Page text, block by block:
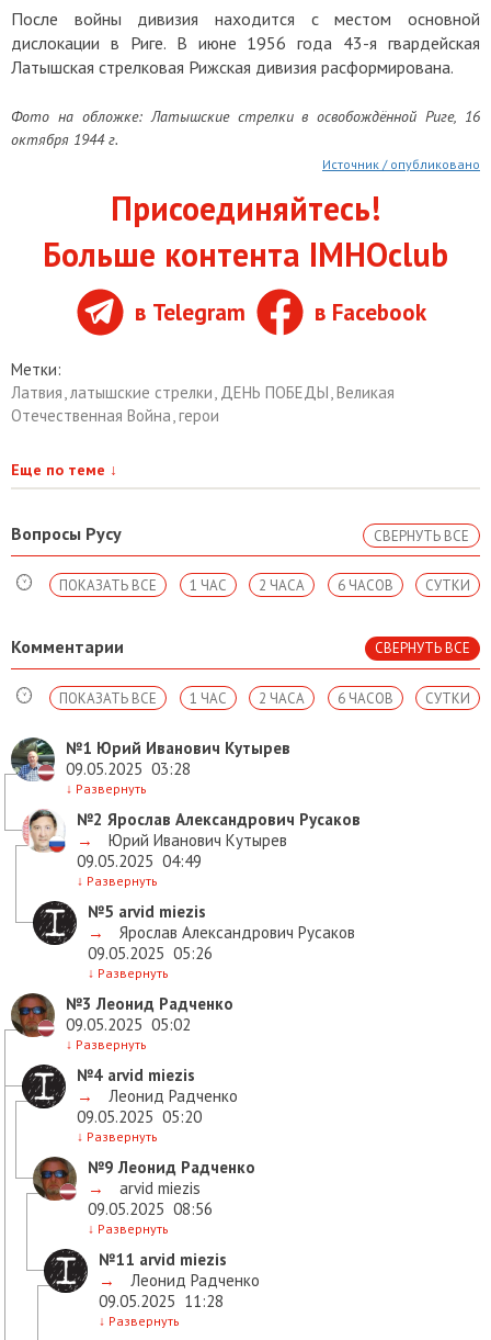
После войны дивизия находится с местом основной
дислокации в Риге. В июне 1956 года 43-я гвардейская
Латышская стрелковая Рижская дивизия расформирована.
Фото на обложке:Латышские стрелки в освобождённой Риге, 16
октября 1944 г.
Источник / опубликовано
Присоединяйтесь!
Больше контента IMHOclub
в Telegram в Facebook
Метки:
Латвия,латышские стрелки, ДЕНЬ ПОБЕДЫ,Великая
Отечественная Война,герои
Еще по теме ↓
Вопросы Русу СВЕРНУТЬ ВСЕ
СУТКИ
6 ЧАСОВ
2 ЧАСА
1 ЧАС
ПОКАЗАТЬ ВСЕ
Комментарии СВЕРНУТЬ ВСЕ
СУТКИ
6 ЧАСОВ
2 ЧАСА
1 ЧАС
ПОКАЗАТЬ ВСЕ
№1 Юрий Иванович Кутырев
09.05.2025 03:28
↓ Развернуть
№2 Ярослав Александрович Русаков
→
Юрий Иванович Кутырев
09.05.2025 04:49
↓ Развернуть
№5 arvid miezis
→
Ярослав Александрович Русаков
09.05.2025 05:26
↓ Развернуть
№3 Леонид Радченко
09.05.2025 05:02
↓ Развернуть
№4 arvid miezis
→
Леонид Радченко
09.05.2025 05:20
↓ Развернуть
№9 Леонид Радченко
→
arvid miezis
09.05.2025 08:56
↓ Развернуть
№11 arvid miezis
→
Леонид Радченко
09.05.2025 11:28
↓ Развернуть